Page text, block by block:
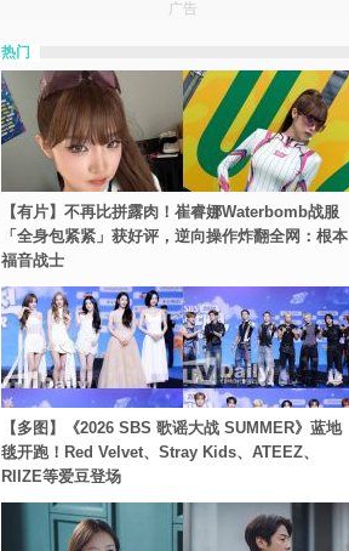
广告
热门
【有片】不再比拼露肉！崔睿娜Waterbomb战服
「全身包紧紧」获好评，逆向操作炸翻全网：根本
福音战士
【多图】《2026 SBS 歌谣大战 SUMMER》蓝地
毯开跑！Red Velvet、Stray Kids、ATEEZ、
RIIZE等爱豆登场